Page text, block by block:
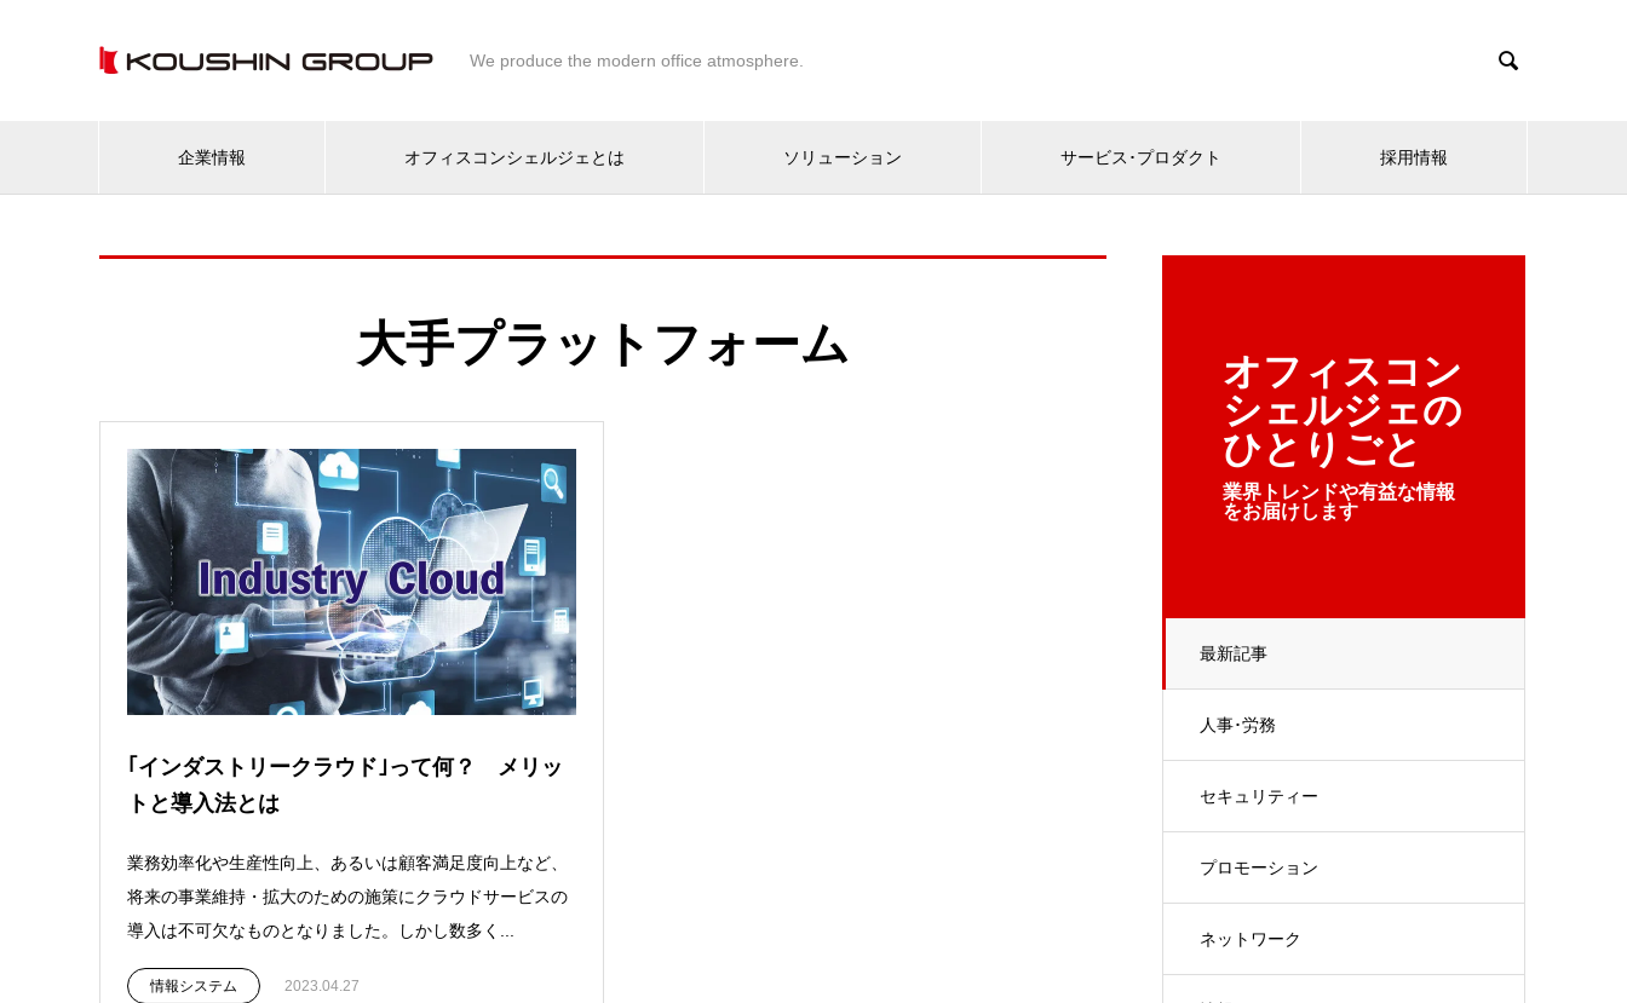
We produce the modern office atmosphere. 
企業情報 オフィスコンシェルジェとは ソリューション サービス･プロダクト 採用情報
オフィスコン
シェルジェの
ひとりごと
業界トレンドや有益な情報
をお届けします
最新記事
人事･労務
セキュリティー
プロモーション
ネットワーク
大手プラットフォーム
｢インダストリークラウド｣って何？ メリッ
トと導入法とは
業務効率化や生産性向上、あるいは顧客満足度向上など、
将来の事業維持・拡大のための施策にクラウドサービスの
導入は不可欠なものとなりました。しかし数多く...
情報システム 2023.04.27